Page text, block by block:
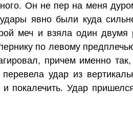
Он не пер на меня
явно были куда
меч и взяла один двумя
по левому
причем именно
удар из
Удар